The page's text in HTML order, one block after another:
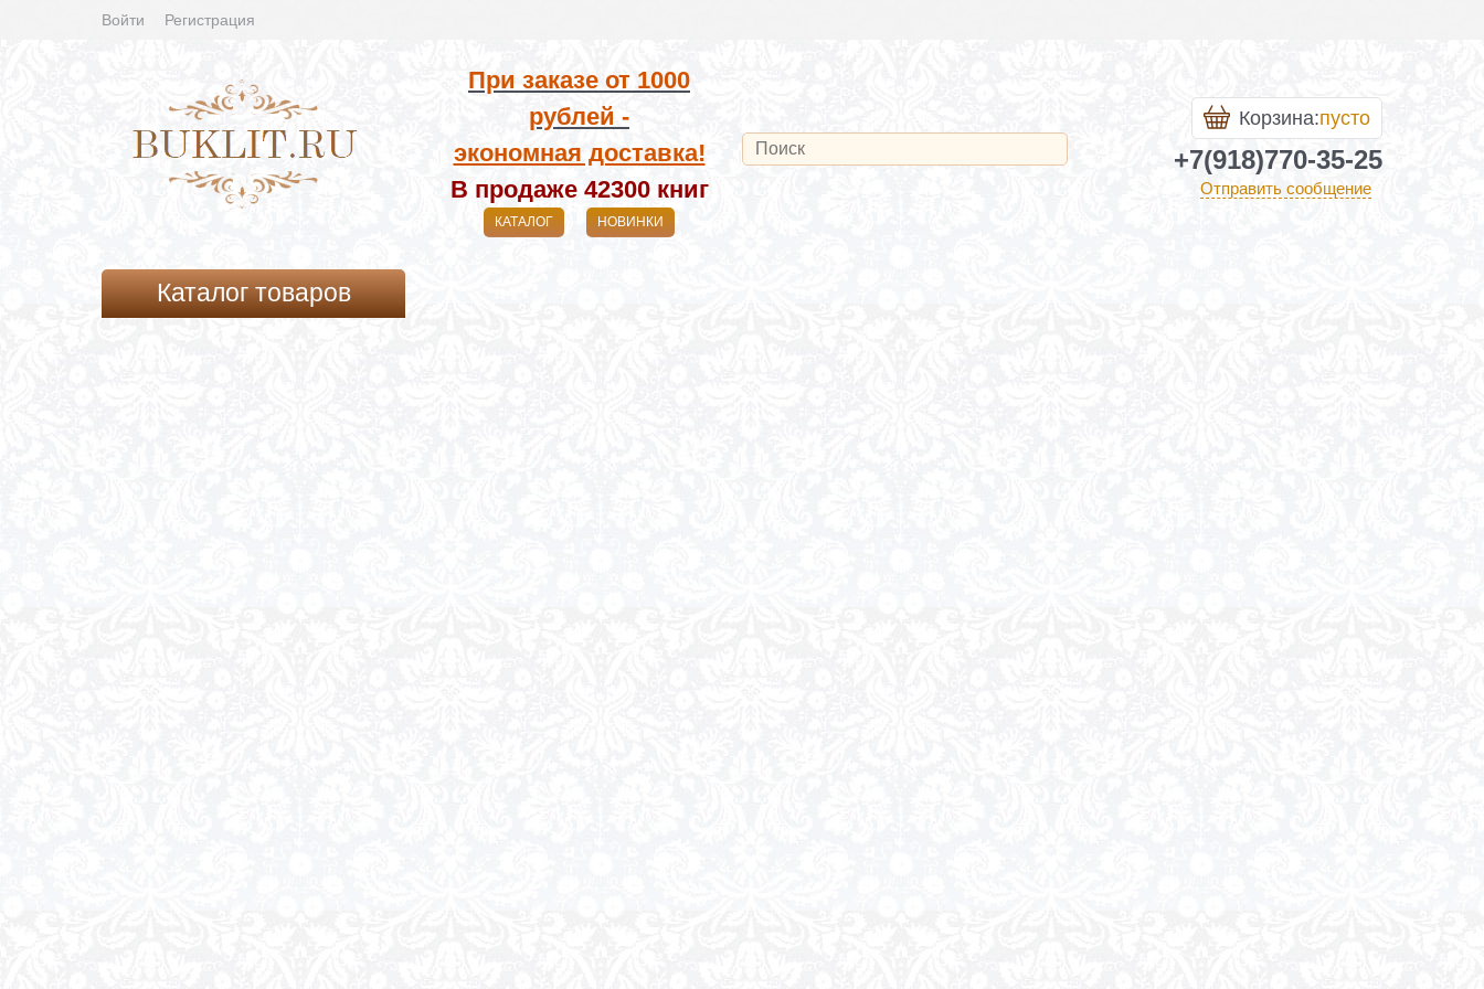
Войти Регистрация
При заказе от 1000
рублей -
экономная доставка!
В продаже 42300 книг
КАТАЛОГ НОВИНКИ
Корзина:пусто
+7(918)770-35-25
Отправить сообщение
Каталог товаров